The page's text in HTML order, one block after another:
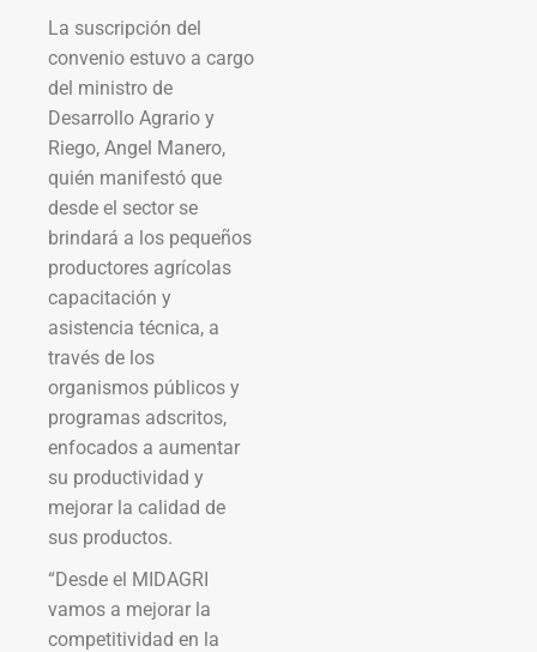
La suscripción del
convenio estuvo a cargo
del ministro de
Desarrollo Agrario y
Riego, Angel Manero,
quién manifestó que
desde el sector se
brindará a los pequeños
productores agrícolas
capacitación y
asistencia técnica, a
través de los
organismos públicos y
programas adscritos,
enfocados a aumentar
su productividad y
mejorar la calidad de
sus productos.
“Desde el MIDAGRI
vamos a mejorar la
competitividad en la